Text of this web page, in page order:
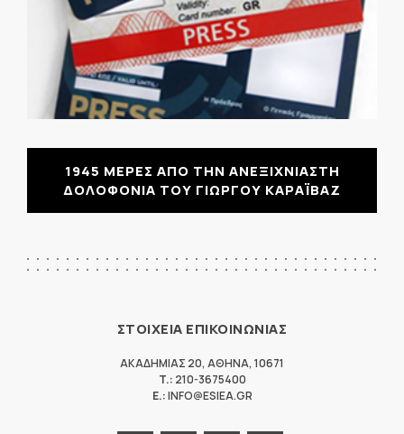
1945 ΜΕΡΕΣ ΑΠΟ ΤΗΝ ΑΝΕΞΙΧΝΙΑΣΤΗ
ΔΟΛΟΦΟΝΙΑ ΤΟΥ ΓΙΩΡΓΟΥ ΚΑΡΑΪΒΑΖ
ΣΤΟΙΧΕΙΑ ΕΠΙΚΟΙΝΩΝΙΑΣ
ΑΚΑΔΗΜΙΑΣ 20, ΑΘΗΝΑ, 10671
T.: 210-3675400
E.:INFO@ESIEA.GR